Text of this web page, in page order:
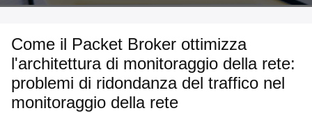
Come il Packet Broker ottimizza
l'architettura di monitoraggio della rete:
problemi di ridondanza del traffico nel
monitoraggio della rete